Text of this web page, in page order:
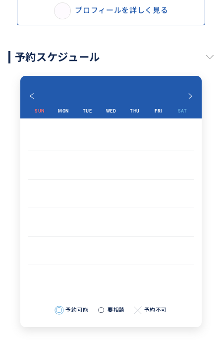
プロフィールを詳しく見る
予約スケジュール
SUN MON TUE WED THU FRI SAT
予約可能 要相談 予約不可